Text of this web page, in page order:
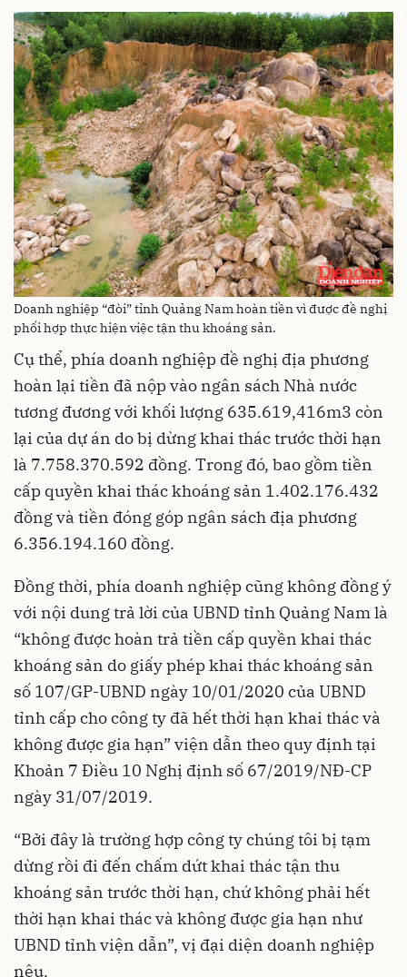
Doanh nghiệp “đòi” tỉnh Quảng Nam hoàn tiền vì được đề nghị
phối hợp thực hiện việc tận thu khoáng sản.
Cụ thể, phía doanh nghiệp đề nghị địa phương
hoàn lại tiền đã nộp vào ngân sách Nhà nước
tương đương với khối lượng 635.619,416m3 còn
lại của dự án do bị dừng khai thác trước thời hạn
là 7.758.370.592 đồng. Trong đó, bao gồm tiền
cấp quyền khai thác khoáng sản 1.402.176.432
đồng và tiền đóng góp ngân sách địa phương
6.356.194.160 đồng.
Đồng thời, phía doanh nghiệp cũng không đồng ý
với nội dung trả lời của UBND tỉnh Quảng Nam là
“không được hoàn trả tiền cấp quyền khai thác
khoáng sản do giấy phép khai thác khoáng sản
số 107/GP-UBND ngày 10/01/2020 của UBND
tỉnh cấp cho công ty đã hết thời hạn khai thác và
không được gia hạn” viện dẫn theo quy định tại
Khoản 7 Điều 10 Nghị định số 67/2019/NĐ-CP
ngày 31/07/2019.
“Bởi đây là trường hợp công ty chúng tôi bị tạm
dừng rồi đi đến chấm dứt khai thác tận thu
khoáng sản trước thời hạn, chứ không phải hết
thời hạn khai thác và không được gia hạn như
UBND tỉnh viện dẫn”, vị đại diện doanh nghiệp
nêu.